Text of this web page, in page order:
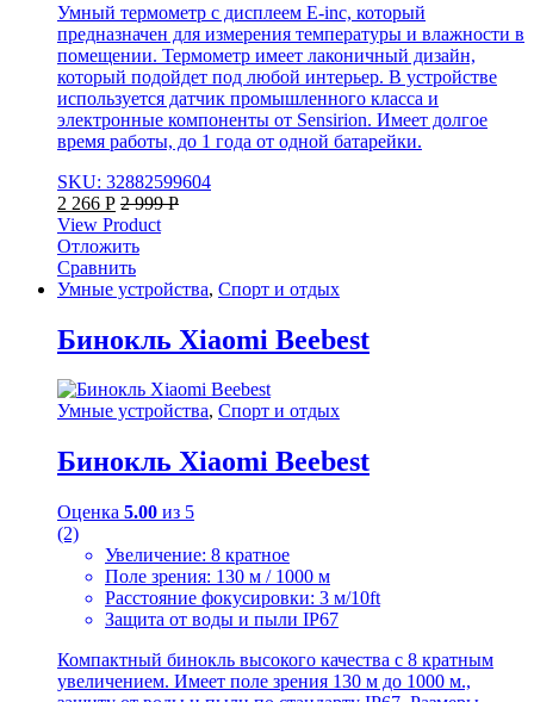
Умный термометр с дисплеем E-inc, который
предназначен для измерения температуры и влажности в
помещении. Термометр имеет лаконичный дизайн,
который подойдет под любой интерьер. В устройстве
используется датчик промышленного класса и
электронные компоненты от Sensirion. Имеет долгое
время работы, до 1 года от одной батарейки.
SKU: 32882599604
2 266 Р 2 999Р
View Product
Отложить
Сравнить
Умные устройства, Спорт и отдых
Бинокль Xiaomi Beebest
Умные устройства, Спорт и отдых
Бинокль Xiaomi Beebest
Оценка 5.00 из 5
(2)
Увеличение: 8 кратное
Поле зрения: 130 м / 1000 м
Расстояние фокусировки: 3 м/10ft
Защита от воды и пыли IP67
Компактный бинокль высокого качества с 8 кратным
увеличением. Имеет поле зрения 130 м до 1000 м.,